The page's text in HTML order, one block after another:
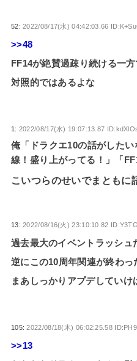
52:2022/08/17(水) 04:42:03.66
>>48
FF14が絶賛過疎り続ける一
対照的ではあるよな
1: 2022/08/17(水) 19:07:13.87
俺「ドラクエ10の話がした
線！盛り上がってる！」「
こいつらのせいでまともに
13:2022/08/16(火) 23:10:10.82
過去最大のイベントラッシュ
逆にこの10周年関連が終わっ
まあしっかりアプデしていけ
105:2022/08/18(木) 06:02:25.58
>>13